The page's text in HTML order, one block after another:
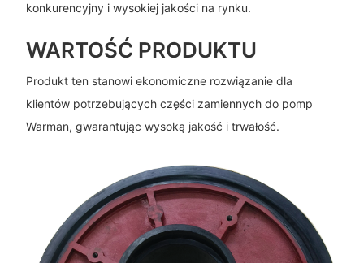
konkurencyjny i wysokiej jakości na rynku.
WARTOŚĆ PRODUKTU
Produkt ten stanowi ekonomiczne rozwiązanie dla
klientów potrzebujących części zamiennych do pomp
Warman, gwarantując wysoką jakość i trwałość.